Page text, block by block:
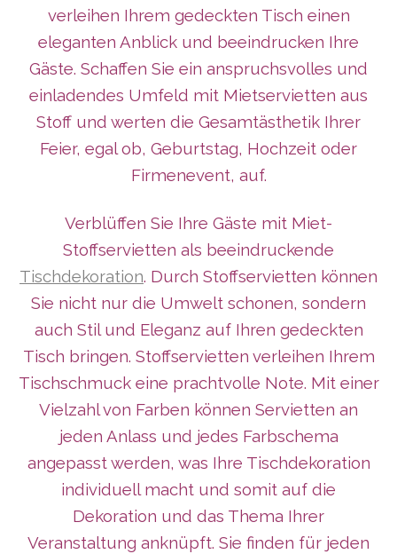
verleihen Ihrem gedeckten Tisch einen
eleganten Anblick und beeindrucken Ihre
Gäste. Schaffen Sie ein anspruchsvolles und
einladendes Umfeld mit Mietservietten aus
Stoff und werten die Gesamtästhetik Ihrer
Feier, egal ob, Geburtstag, Hochzeit oder
Firmenevent, auf.
Verblüffen Sie Ihre Gäste mit Miet-
Stoffservietten als beeindruckende
Tischdekoration. Durch Stoffservietten können
Sie nicht nur die Umwelt schonen, sondern
auch Stil und Eleganz auf Ihren gedeckten
Tisch bringen. Stoffservietten verleihen Ihrem
Tischschmuck eine prachtvolle Note. Mit einer
Vielzahl von Farben können Servietten an
jeden Anlass und jedes Farbschema
angepasst werden, was Ihre Tischdekoration
individuell macht und somit auf die
Dekoration und das Thema Ihrer
Veranstaltung anknüpft. Sie finden für jeden